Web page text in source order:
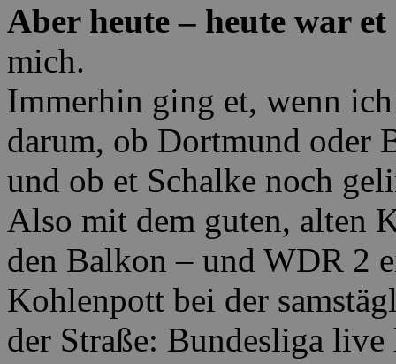
Aber heute – heute war
mich.
Immerhin ging et, wenn
darum, ob Dortmund oder
und ob et Schalke noch
Also mit dem guten, alten
den Balkon – und WDR 2
Kohlenpott bei der
der Straße: Bundesliga live